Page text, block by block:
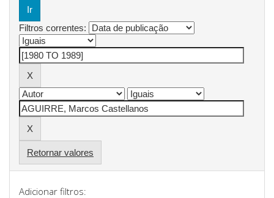
Filtros correntes:
Retornar valores
Adicionar filtros: